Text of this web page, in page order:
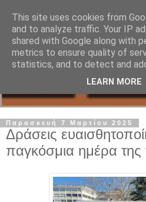
Παρασκευή 7 Μαρτίου 2025
Δράσεις
παγκόσμια ημέρα της
This site uses cookies from
and to analyze traffic. Your IP
shared with Google along with
metrics to ensure quality of
statistics, and to detect and
LEARN MORE